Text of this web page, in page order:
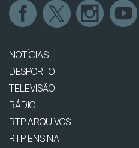
NOTÍCIAS
DESPORTO
TELEVISÃO
RÁDIO
RTP ARQUIVOS
RTP ENSINA